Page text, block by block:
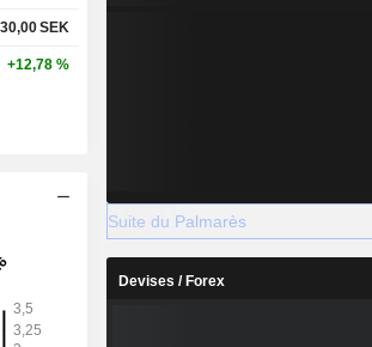
30,00SEK
+12,78 %
Suite du Palmarès
Devises / Forex